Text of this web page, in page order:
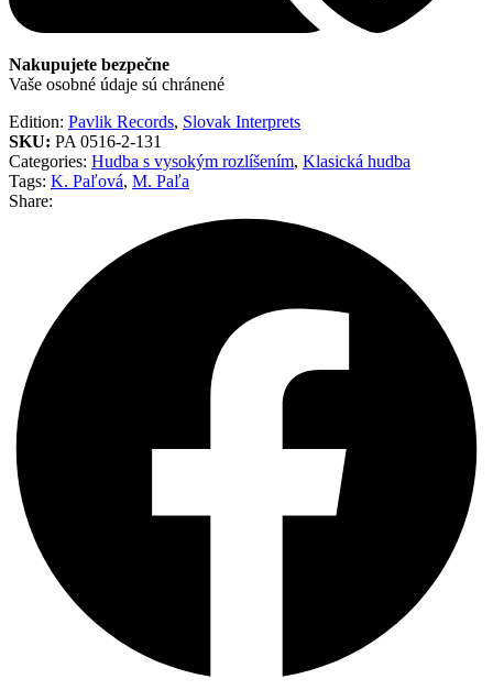
Nakupujete bezpečne
Vaše osobné údaje sú chránené
Edition: Pavlik Records, Slovak Interprets
SKU: PA 0516-2-131
Categories: Hudba s vysokým rozlíšením, Klasická hudba
Tags: K. Paľová, M. Paľa
Share: